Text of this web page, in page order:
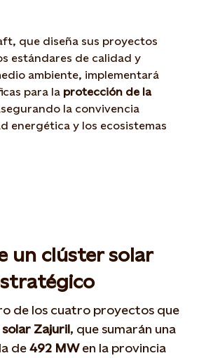
que diseña sus proyectos
estándares de calidad y
ambiente, implementará
para la protección de la
la convivencia
energética y los ecosistemas
un clúster solar
de los cuatro proyectos que
Zajuril, que sumarán una
de492 MWen la provincia